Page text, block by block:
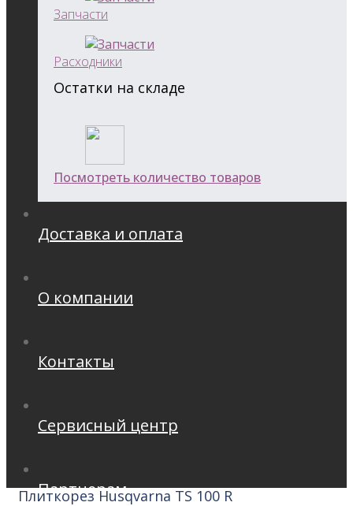
Запчасти
Расходники
Остатки на складе
Посмотреть количество товаров
Доставка и оплата
О компании
Контакты
Сервисный центр
Партнерам
Плиткорез Husqvarna ТS 100 R